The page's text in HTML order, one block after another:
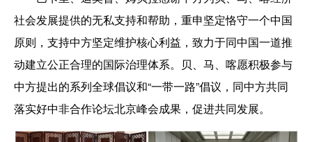
社会发展提供的无私支持和帮助，重申坚定恪守一个中国
原则，支持中方坚定维护核心利益，致力于同中国一道推
动建立公正合理的国际治理体系。贝、马、喀愿积极参与
中方提出的系列全球倡议和“一带一路”倡议，同中方共同
落实好中非合作论坛北京峰会成果，促进共同发展。